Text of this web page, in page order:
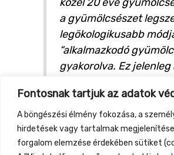
Fontosnak tartjuk az adatok
A böngészési élmény fokozása, a
hirdetések vagy tartalmak
forgalom elemzése érdekében sütiket
a gyümölcsészet
legökologikusabb
“alkalmazkodó
gyakorolva. Ez jelenleg
a Kárpát-medencei
Gyümölcsészeti